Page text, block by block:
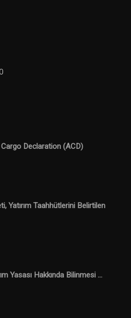
Declaration (ACD)
Yatırım Taahhütlerini Belirtilen
Yasası Hakkında Bilinmesi ...